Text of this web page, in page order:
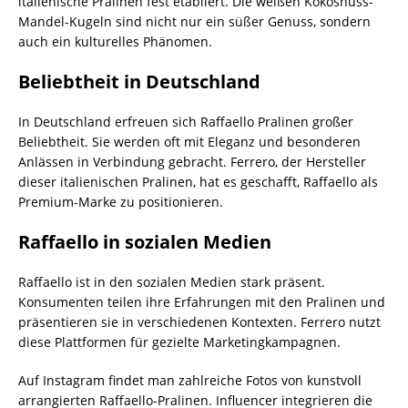
Mandel-Kugeln sind nicht nur ein süßer Genuss, sondern
auch ein kulturelles Phänomen.
Beliebtheit in Deutschland
In Deutschland erfreuen sich Raffaello Pralinen großer
Beliebtheit. Sie werden oft mit Eleganz und besonderen
Anlässen in Verbindung gebracht. Ferrero, der Hersteller
dieser italienischen Pralinen, hat es geschafft, Raffaello als
Premium-Marke zu positionieren.
Raffaello in sozialen Medien
Raffaello ist in den sozialen Medien stark präsent.
Konsumenten teilen ihre Erfahrungen mit den Pralinen und
präsentieren sie in verschiedenen Kontexten. Ferrero nutzt
diese Plattformen für gezielte Marketingkampagnen.
Auf Instagram findet man zahlreiche Fotos von kunstvoll
arrangierten Raffaello-Pralinen. Influencer integrieren die